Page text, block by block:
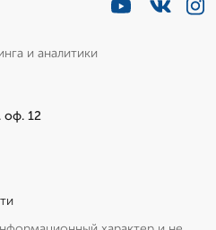
и аналитики
оф. 12